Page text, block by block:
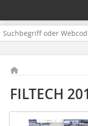
FILTECH